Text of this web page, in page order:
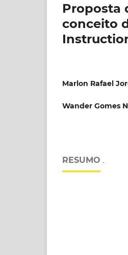
Proposta
conceito
Marlon Rafael
Wander Gomes
RESUMO